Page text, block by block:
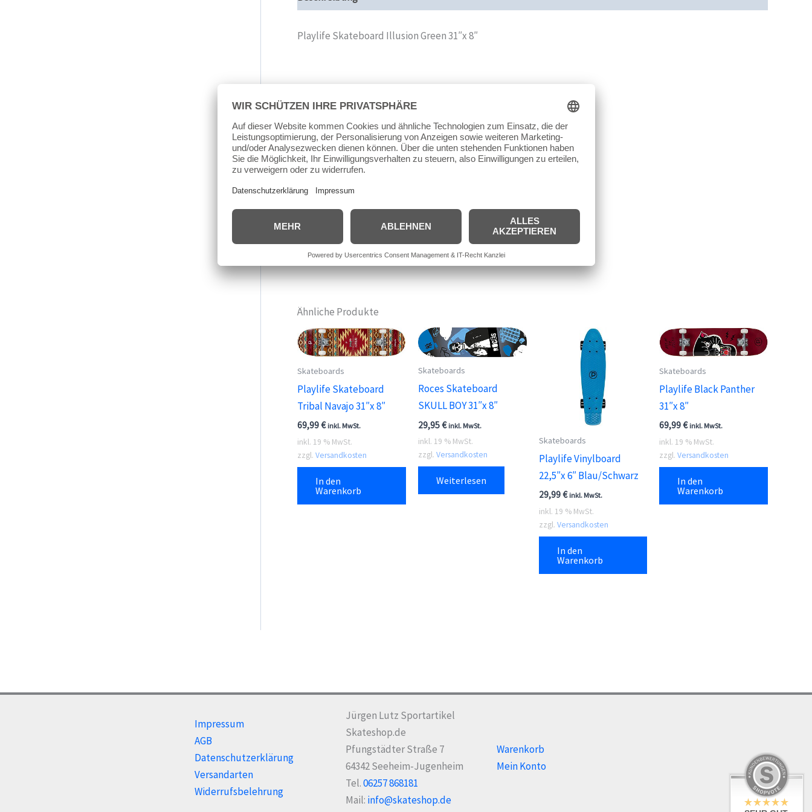
Playlife Skateboard Illusion Green 31″x 8″
Deck: 31 Zoll x 8 Zoll, bestehend aus russischem Ahorn, 7 Schichten
twin kick tail, konkaves Deck
Größe: 78,9cm x 20,3cm
Trucks: 5″ Kunststoff Truck
Kugellager: Abec 5
Ähnliche Produkte
Skateboards
Playlife Skateboard
Tribal Navajo 31″x 8″
69,99€ inkl. MwSt.
inkl. 19 % MwSt.
zzgl. Versandkosten
In den
Warenkorb
Skateboards
Roces Skateboard
SKULL BOY 31″x 8″
29,95€ inkl. MwSt.
inkl. 19 % MwSt.
zzgl. Versandkosten
Weiterlesen
Skateboards
Playlife Vinylboard
22,5″x 6″ Blau/Schwarz
29,99€ inkl. MwSt.
inkl. 19 % MwSt.
zzgl. Versandkosten
In den
Warenkorb
Skateboards
Playlife Black Panther
31″x 8″
69,99€ inkl. MwSt.
inkl. 19 % MwSt.
zzgl.Versandkosten
In den
Warenkorb
Impressum
AGB
Datenschutzerklärung
Versandarten
Widerrufsbelehrung
Jürgen Lutz Sportartikel
Skateshop.de
Pfungstädter Straße 7
64342 Seeheim-Jugenheim
Tel.06257 868181
Mail: info@skateshop.de
Warenkorb
Mein Konto